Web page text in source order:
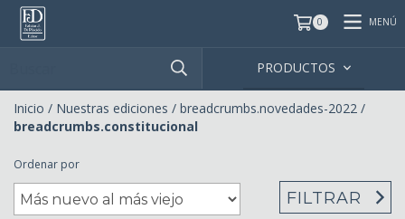
0 MENÚ
PRODUCTOS
Inicio / Nuestras ediciones / breadcrumbs.novedades-2022 /
breadcrumbs.constitucional
Ordenar por
FILTRAR